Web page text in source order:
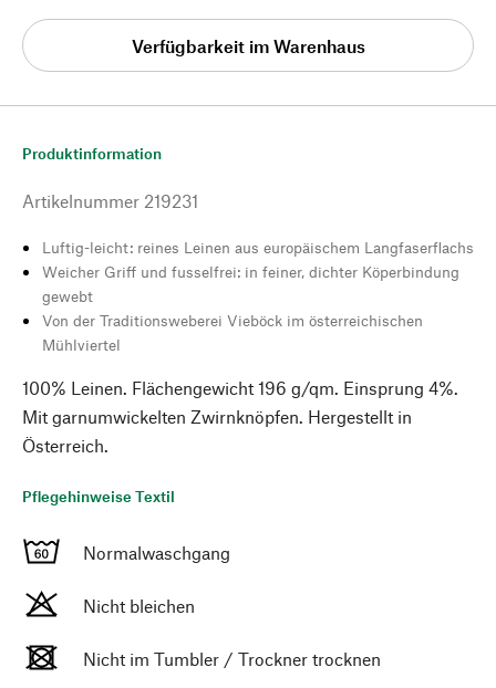
Verfügbarkeit im Warenhaus
Produktinformation
Artikelnummer 219231
Luftig-leicht: reines Leinen aus europäischem Langfaserflachs
Weicher Griff und fusselfrei: in feiner, dichter Köperbindung
gewebt
Von der Traditionsweberei Vieböck im österreichischen
Mühlviertel
100% Leinen. Flächengewicht 196 g/qm. Einsprung 4%.
Mit garnumwickelten Zwirnknöpfen. Hergestellt in
Österreich.
Pflegehinweise Textil
Normalwaschgang
Nicht bleichen
Nicht im Tumbler / Trockner trocknen